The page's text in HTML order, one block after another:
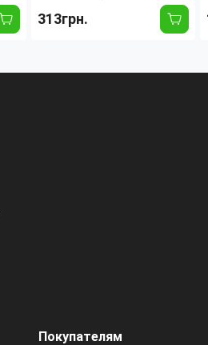
металлический корпус,
313грн.
Покупателям